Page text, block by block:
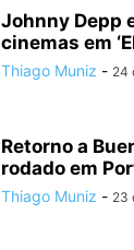
Johnny Depp
cinemas em
Thiago Muniz - 24
Retorno a
rodado em
Thiago Muniz - 23